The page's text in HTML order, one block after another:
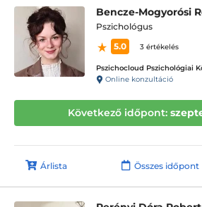
Bencze-Mogyorósi
Pszichológus
5.0
3 értékelés
Online konzultáció
Következő időpont:
Árlista Összes időpont